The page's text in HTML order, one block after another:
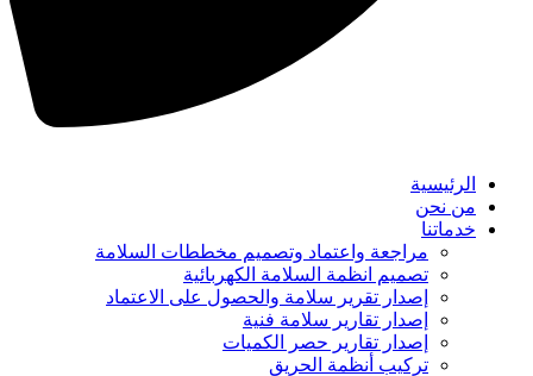
الرئيسية
من نحن
خدماتنا
مراجعة واعتماد وتصميم مخططات السلامة
تصميم انظمة السلامة الكهربائية
إصدار تقرير سلامة والحصول على الاعتماد
إصدار تقارير سلامة فنية
إصدار تقارير حصر الكميات
تركيب أنظمة الحريق